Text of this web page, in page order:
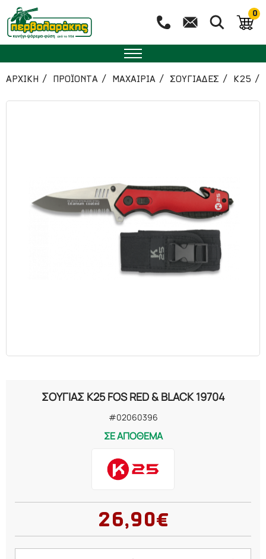
0
ΑΡΧΙΚΉ ΠΡΟΪΟΝΤΑ ΜΑΧΑΙΡΙΑ ΣΟΥΓΙΑΔΕΣ K25
ΣΟΥΓΙΑΣ K25 FOS RED & BLACK 19704
#02060396
ΣΕ ΑΠΟΘΕΜΑ
26,90€